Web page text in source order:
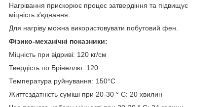
Нагрівання прискорює процес затвердіння та підвищує
міцність з'єднання.
Для нагріву можна використовувати побутовий фен.
Фізико-механічні показники:
Міцність при відриві: 120 кг/см
Твердість по Брінеллю: 120
Температура руйнування: 150°C
Життєздатність суміші при 20-30 ° C: 20 хвилин